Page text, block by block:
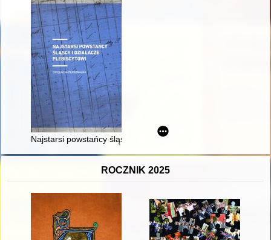
Najstarsi powstańcy śląscy i działacze plebiscytowi :
ROCZNIK 2025